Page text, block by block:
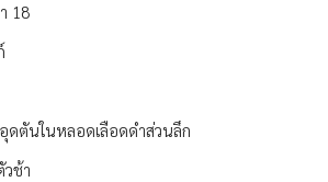
18
ดตันในหลอดเลือดดำส่วนลึก
ช้า